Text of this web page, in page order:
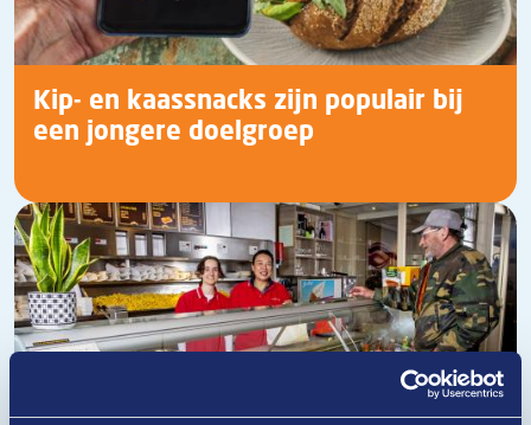
Kip- en kaassnacks zijn populair bij
een jongere doelgroep